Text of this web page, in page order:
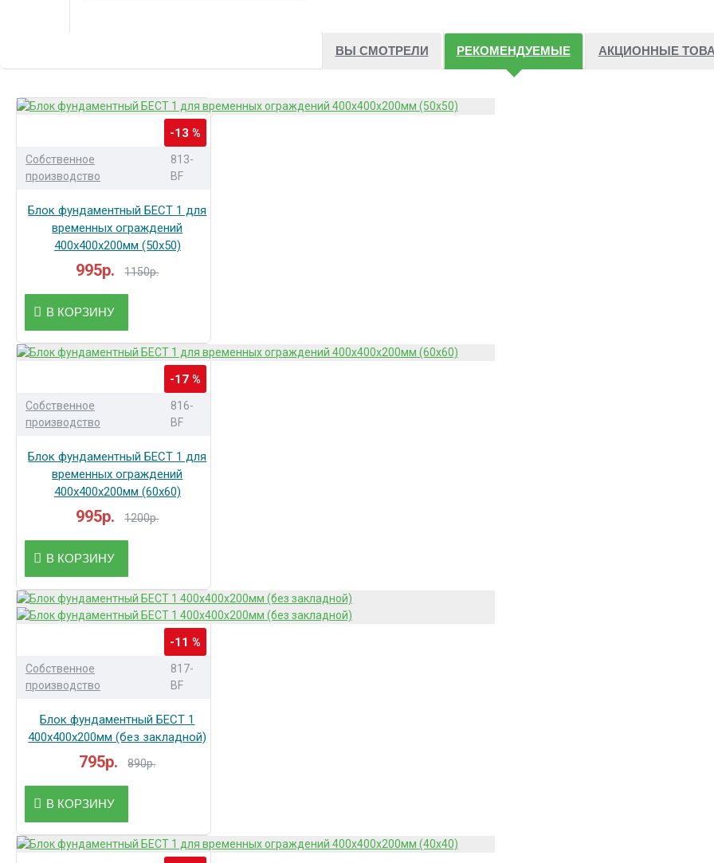
ВЫ СМОТРЕЛИ РЕКОМЕНДУЕМЫЕ АКЦИОННЫЕ
-13 %
Собственное
производство
813-
BF
Блок фундаментный БЕСТ 1 для
временных ограждений
400х400х200мм (50х50)
995р. 1150р.
В КОРЗИНУ
-17 %
Собственное
производство
816-
BF
Блок фундаментный БЕСТ 1 для
временных ограждений
400х400х200мм (60х60)
995р. 1200р.
В КОРЗИНУ
-11 %
Собственное
производство
817-
BF
Блок фундаментный БЕСТ 1
400х400х200мм (без закладной)
795р. 890р.
В КОРЗИНУ